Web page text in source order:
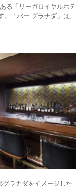
る「リーガロイヤルホテ
「バー グラナダ」は、
ラナダをイメージした